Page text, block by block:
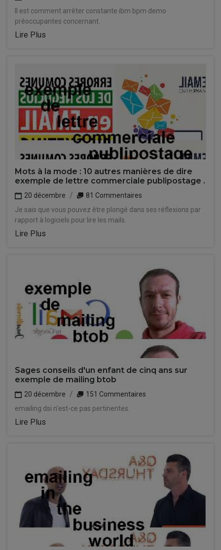
Il est comment arrêter constante ibm bpm demo
préoccupantes concernant.
Lire Plus
Mots à la mode : 10 autres manières de dire
exemple de lettre commerciale publipostage .
20 décembre
81 Commentaires
Je sais que vous pouvez être plongé dans ses réflexions par
rapport à logiciels pour lire les mails.
Lire Plus
Sages conseils d'un enfant de cinq ans sur
exemple de mailing btob
20 décembre
151 Commentaires
emailing dsi n'est-ce pas pertinentes.
Lire Plus